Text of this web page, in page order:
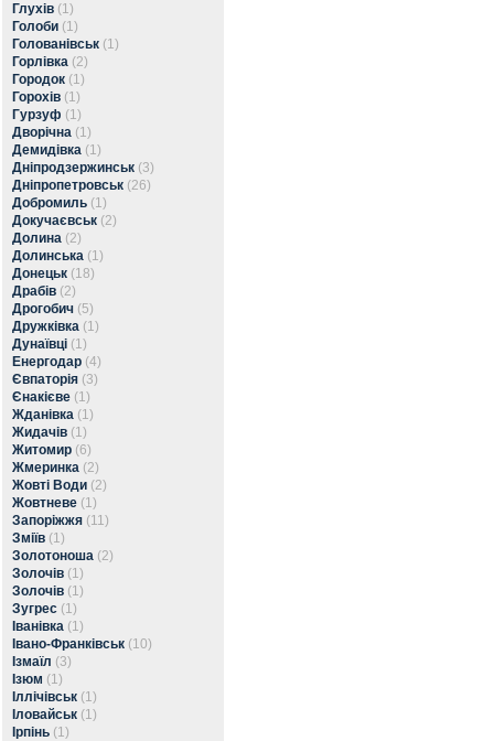
Глухів (1)
Голоби (1)
Голованівськ (1)
Горлівка (2)
Городок (1)
Горохів (1)
Гурзуф (1)
Дворічна (1)
Демидівка (1)
Дніпродзержинськ (3)
Дніпропетровськ (26)
Добромиль (1)
Докучаєвськ (2)
Долина (2)
Долинська (1)
Донецьк (18)
Драбів (2)
Дрогобич (5)
Дружківка (1)
Дунаївці (1)
Енергодар (4)
Євпаторія (3)
Єнакієве (1)
Жданівка (1)
Жидачів (1)
Житомир (6)
Жмеринка (2)
Жовті Води (2)
Жовтневе (1)
Запоріжжя (11)
Зміїв (1)
Золотоноша (2)
Золочів (1)
Золочів (1)
Зугрес (1)
Іванівка (1)
Івано-Франківськ (10)
Ізмаїл (3)
Ізюм (1)
Іллічівськ (1)
Іловайськ (1)
Ірпінь (1)